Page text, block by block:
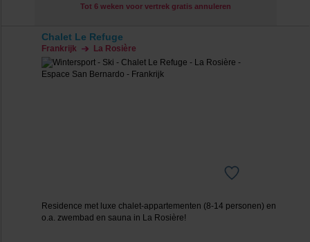
Tot 6 weken voor vertrek gratis annuleren
Chalet Le Refuge
Frankrijk La Rosière
Residence met luxe chalet-appartementen (8-14 personen) en
o.a. zwembad en sauna in La Rosière!